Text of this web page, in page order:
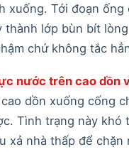
xuống. Tới đoạn
thành lớp bùn bít
chứ không tắc
nước trên cao dồn
dồn xuống cống
Tình trạng này khó
xả nhà thấp để